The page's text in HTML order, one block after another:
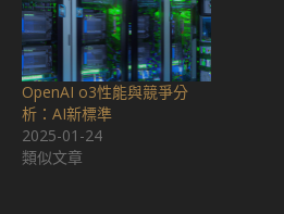
OpenAI o3性能與競爭分
析：AI新標準
2025-01-24
類似文章